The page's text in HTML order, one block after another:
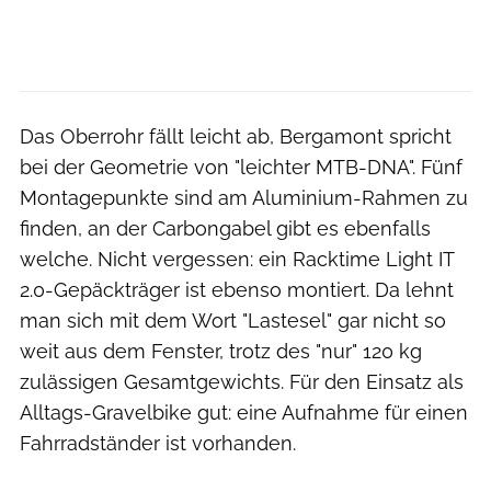
Das Oberrohr fällt leicht ab, Bergamont spricht
bei der Geometrie von "leichter MTB-DNA". Fünf
Montagepunkte sind am Aluminium-Rahmen zu
finden, an der Carbongabel gibt es ebenfalls
welche. Nicht vergessen: ein Racktime Light IT
2.0-Gepäckträger ist ebenso montiert. Da lehnt
man sich mit dem Wort "Lastesel" gar nicht so
weit aus dem Fenster, trotz des "nur" 120 kg
zulässigen Gesamtgewichts. Für den Einsatz als
Alltags-Gravelbike gut: eine Aufnahme für einen
Fahrradständer ist vorhanden.